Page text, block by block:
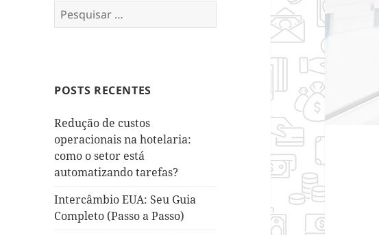
Pesquisar
por:
POSTS RECENTES
Redução de custos
operacionais na hotelaria:
como o setor está
automatizando tarefas?
Intercâmbio EUA: Seu Guia
Completo (Passo a Passo)